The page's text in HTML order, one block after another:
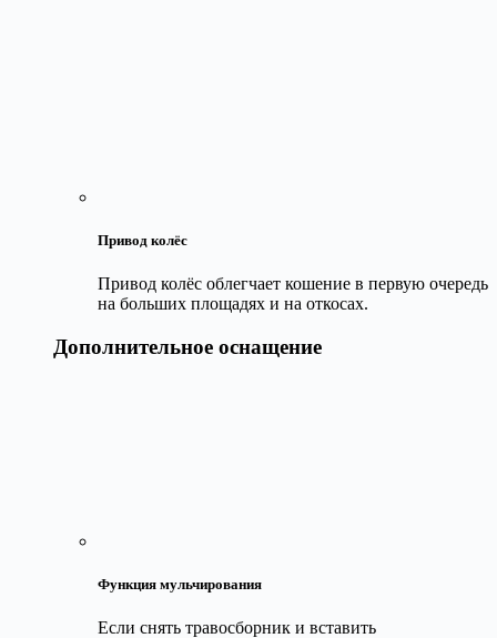
Привод колёс
Привод колёс облегчает кошение в первую очередь
на больших площадях и на откосах.
Дополнительное оснащение
Функция мульчирования
Если снять травосборник и вставить